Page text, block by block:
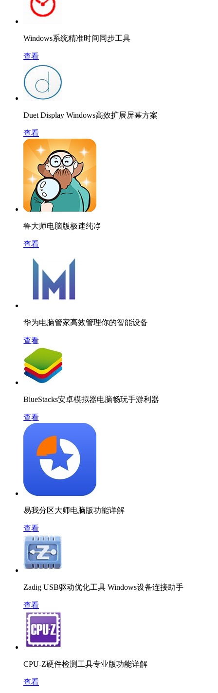
Windows系统精准时间同步工具
查看
Duet Display Windows高效扩展屏幕方案
查看
鲁大师电脑版极速纯净
查看
华为电脑管家高效管理你的智能设备
查看
BlueStacks安卓模拟器电脑畅玩手游利器
查看
易我分区大师电脑版功能详解
查看
Zadig USB驱动优化工具 Windows设备连接助手
查看
CPU-Z硬件检测工具专业版功能详解
查看